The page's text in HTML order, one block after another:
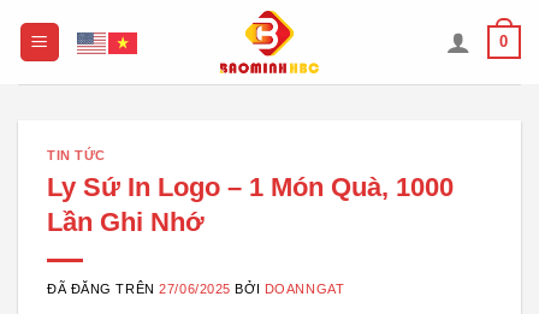
0
TIN TỨC
Ly Sứ In Logo – 1 Món Quà, 1000
Lần Ghi Nhớ
ĐÃ ĐĂNG TRÊN27/06/2025 BỞI DOANNGAT